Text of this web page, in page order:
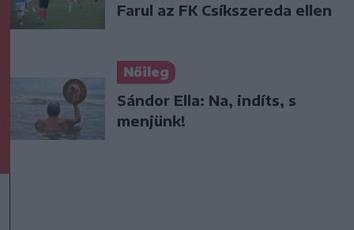
Farul az FK Csíkszereda ellen
Nőileg
Sándor Ella: Na, indíts, s
menjünk!